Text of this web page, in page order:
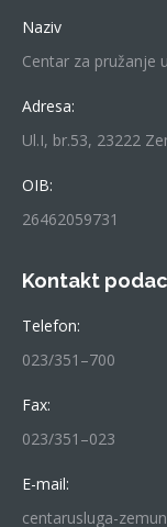
Naziv
Centar za pružanje
Adresa:
Ul.I, br.53, 23222
OIB:
26462059731
Kontakt
Telefon:
023/351–700
Fax:
023/351–023
E-mail:
centarusluga-